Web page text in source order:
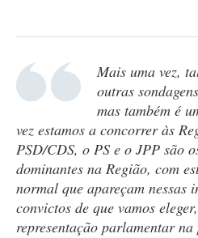
Mais uma vez,
outras
mas também é
vez estamos a concorrer às
PSD/CDS, o PS e o JPP são
dominantes na Região, com
normal que apareçam nessas
convictos de que vamos
representação parlamentar